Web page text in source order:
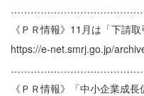
《ＰＲ情報》11月は「下請
https://e-net.smrj.go.jp/
《ＰＲ情報》「中小企業成